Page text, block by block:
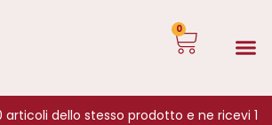
0
articoli dello stesso prodotto e ne ricevi 1